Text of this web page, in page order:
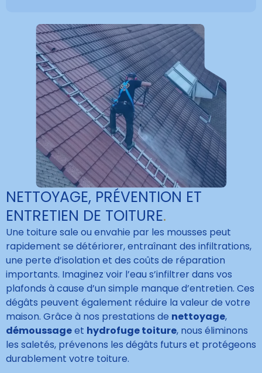
NETTOYAGE, PRÉVENTION ET
ENTRETIEN DE TOITURE.
Une toiture sale ou envahie par les mousses peut
rapidement se détériorer, entraînant des infiltrations,
une perte d’isolation et des coûts de réparation
importants. Imaginez voir l’eau s’infiltrer dans vos
plafonds à cause d’un simple manque d’entretien. Ces
dégâts peuvent également réduire la valeur de votre
maison. Grâce à nos prestations de nettoyage,
démoussageet hydrofuge toiture, nous éliminons
les saletés, prévenons les dégâts futurs et protégeons
durablement votre toiture.